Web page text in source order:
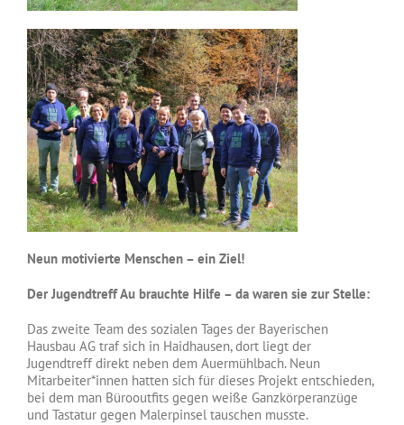
Neun motivierte Menschen – ein Ziel!
Der Jugendtreff Au brauchte Hilfe – da waren sie zur Stelle:
Das zweite Team des sozialen Tages der Bayerischen
Hausbau AG traf sich in Haidhausen, dort liegt der
Jugendtreff direkt neben dem Auermühlbach. Neun
Mitarbeiter*innen hatten sich für dieses Projekt entschieden,
bei dem man Bürooutfits gegen weiße Ganzkörperanzüge
und Tastatur gegen Malerpinsel tauschen musste.